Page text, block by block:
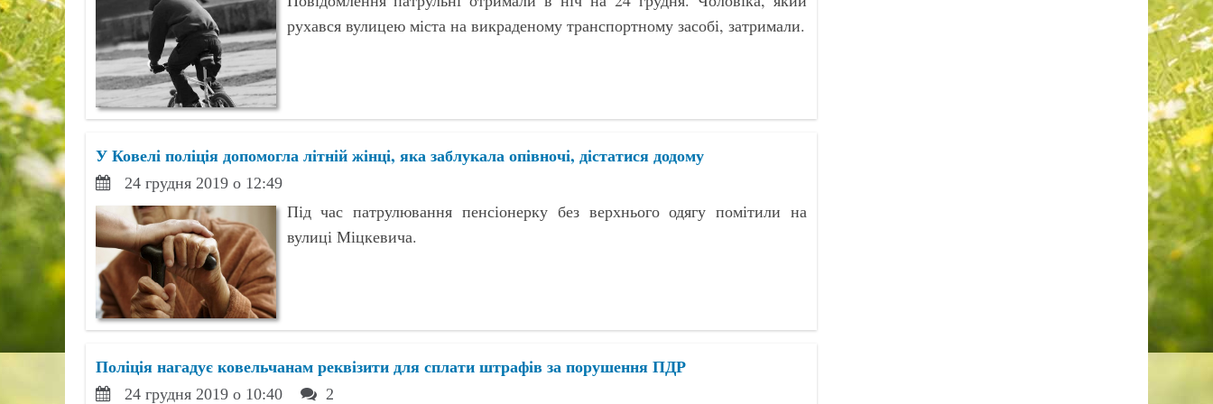
рухався вулицею міста на викраденому транспортному засобі, затримали.
У Ковелі поліція допомогла літній жінці, яка заблукала опівночі, дістатися додому
24 грудня 2019 о 12:49
Під час патрулювання пенсіонерку без верхнього одягу помітили на
вулиці Міцкевича.
Поліція нагадує ковельчанам реквізити для сплати штрафів за порушення ПДР
24 грудня 2019 о 10:40 2